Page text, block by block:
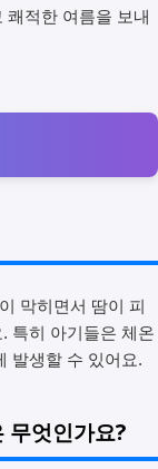
적한 여름을 보내
막히면서 땀이 피
특히 아기들은 체온
발생할 수 있어요.
무엇인가요?